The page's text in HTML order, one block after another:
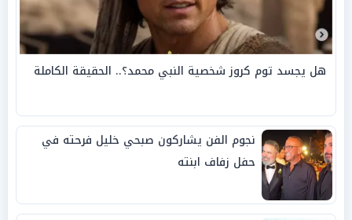
هل يجسد توم كروز شخصية النبي محمد؟.. الحقيقة الكاملة
نجوم الفن يشاركون صبحي خليل فرحته في
حفل زفاف ابنته